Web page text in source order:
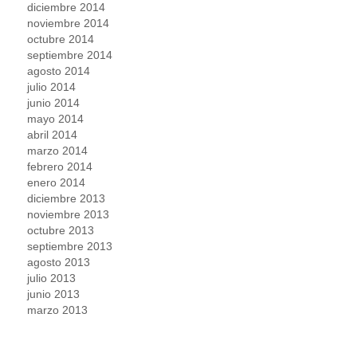
diciembre 2014
noviembre 2014
octubre 2014
septiembre 2014
agosto 2014
julio 2014
junio 2014
mayo 2014
abril 2014
marzo 2014
febrero 2014
enero 2014
diciembre 2013
noviembre 2013
octubre 2013
septiembre 2013
agosto 2013
julio 2013
junio 2013
marzo 2013